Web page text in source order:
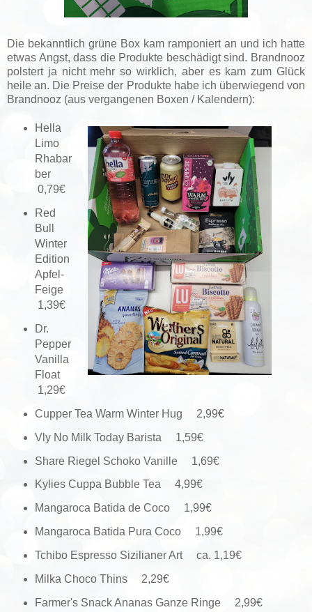
Die bekanntlich grüne Box kam ramponiert an und ich hatte
etwas Angst, dass die Produkte beschädigt sind. Brandnooz
polstert ja nicht mehr so wirklich, aber es kam zum Glück
heile an. Die Preise der Produkte habe ich überwiegend von
Brandnooz (aus vergangenen Boxen / Kalendern):
Hella
Limo
Rhabar
ber
0,79€
Red
Bull
Winter
Edition
Apfel-
Feige
1,39€
Dr.
Pepper
Vanilla
Float
1,29€
Cupper Tea Warm Winter Hug 2,99€
Vly No Milk Today Barista 1,59€
Share Riegel Schoko Vanille 1,69€
Kylies Cuppa Bubble Tea 4,99€
Mangaroca Batida de Coco 1,99€
Mangaroca Batida Pura Coco 1,99€
Tchibo Espresso Sizilianer Art ca. 1,19€
Milka Choco Thins 2,29€
Farmer's Snack Ananas Ganze Ringe 2,99€